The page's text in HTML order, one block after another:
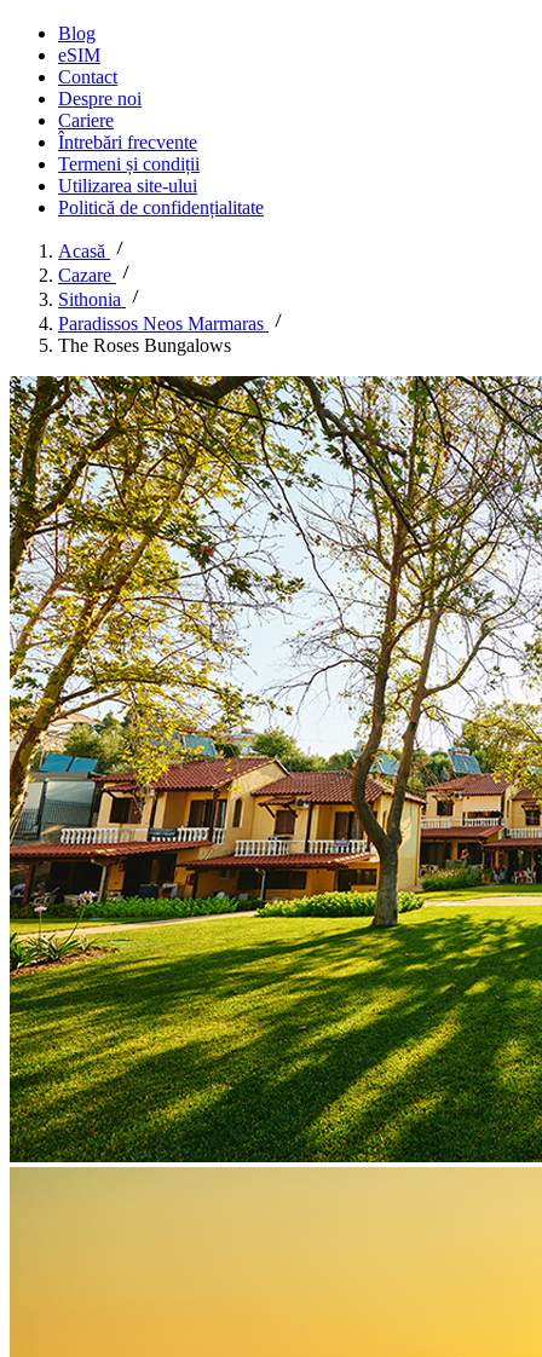
Blog
eSIM
Contact
Despre noi
Cariere
Întrebări frecvente
Termeni și condiții
Utilizarea site-ului
Politică de confidențialitate
Acasă
Cazare
Sithonia
Paradissos Neos Marmaras
The Roses Bungalows